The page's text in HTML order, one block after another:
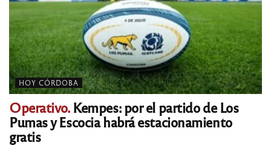
HOY CÓRDOBA
Operativo.Kempes: por el partido de Los
Pumas y Escocia habrá estacionamiento
gratis